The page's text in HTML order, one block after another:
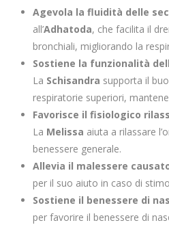
Agevola la fluidità delle
all’Adhatoda, che facilita il
bronchiali, migliorando la
Sostiene la funzionalità
La Schisandra supporta il
respiratorie superiori,
Favorisce il fisiologico
La Melissa aiuta a rilassare
benessere generale.
Allevia il malessere
per il suo aiuto in caso di
Sostiene il benessere di
per favorire il benessere di